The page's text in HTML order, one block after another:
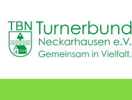
content
TB
Neckarhausen